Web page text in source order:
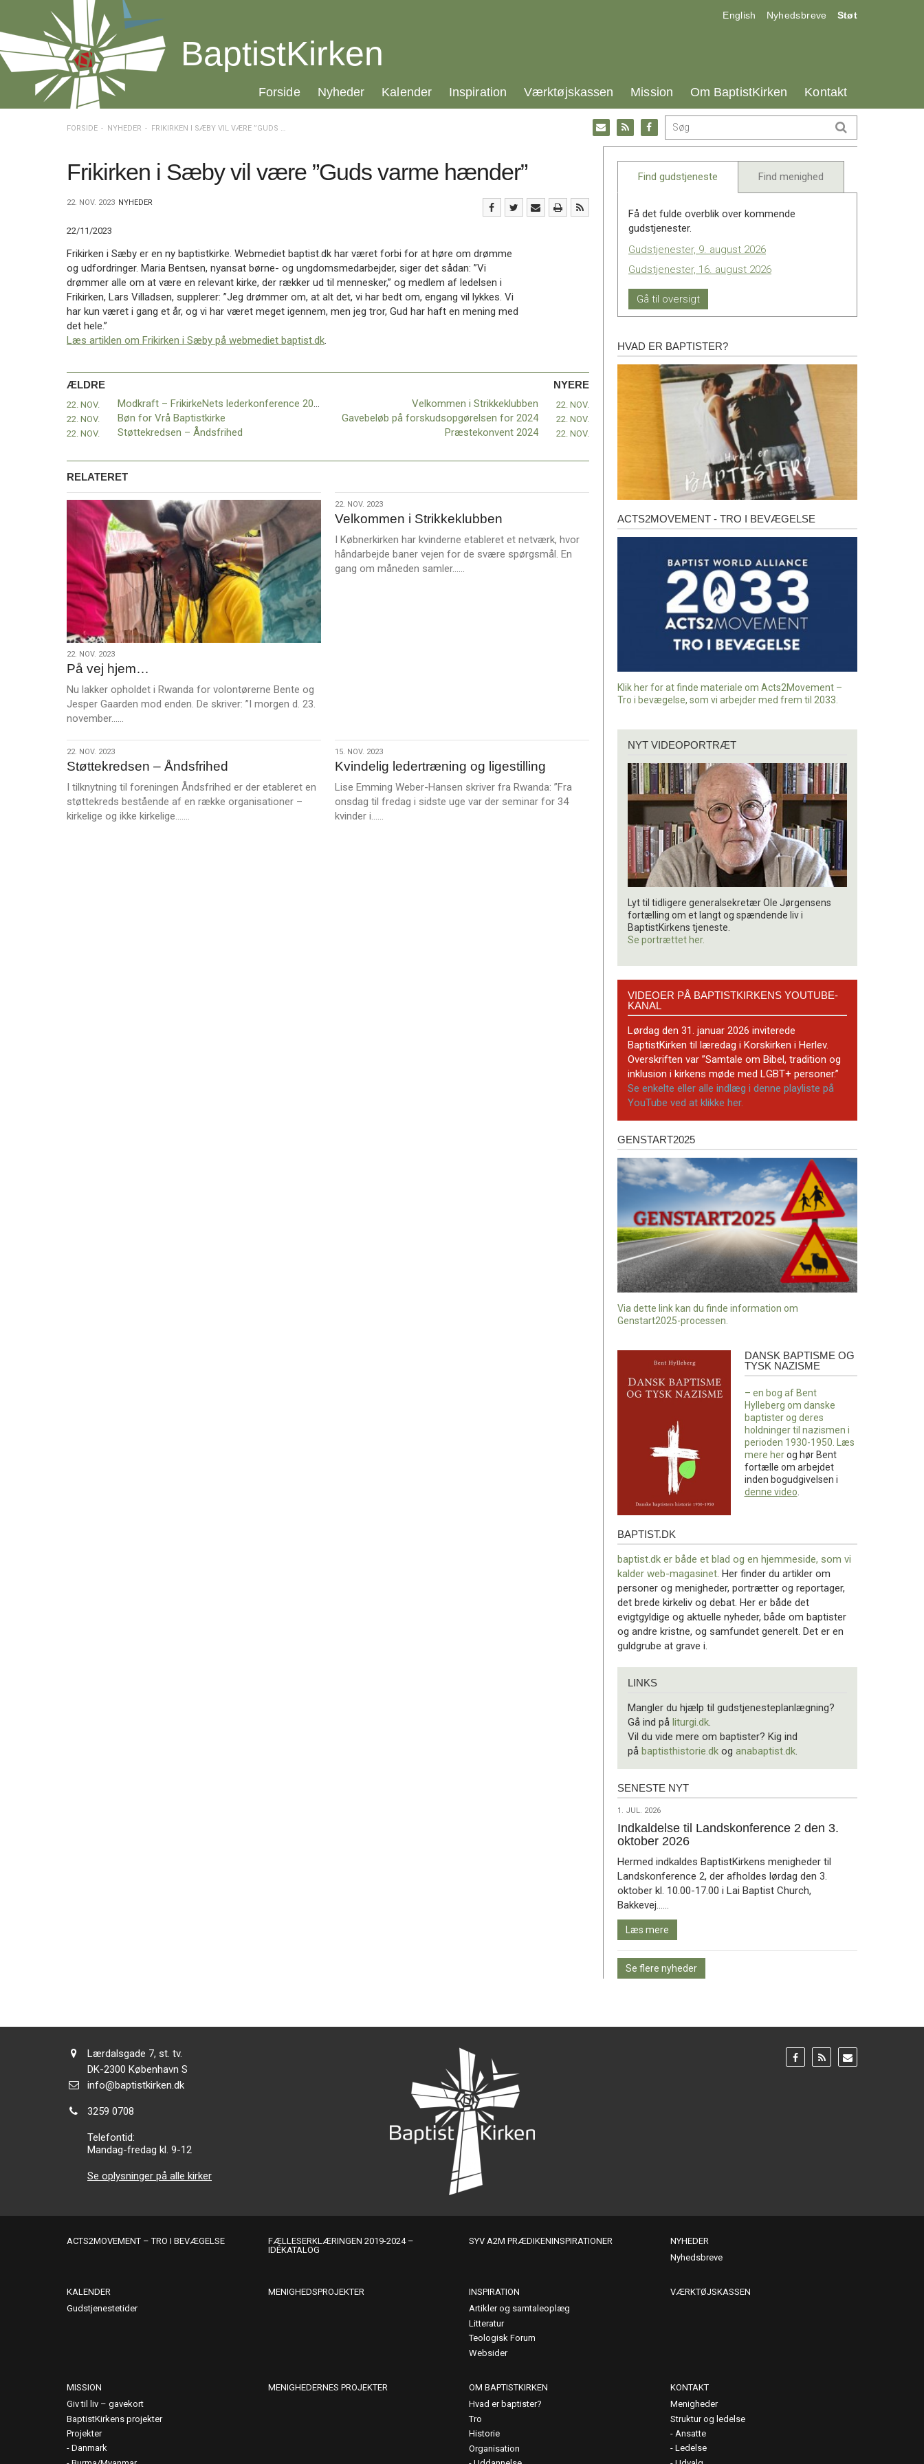
over
og
gå
Vend
tilbage
Værktøjskassen
BaptistKirken
Inspiration
Værktøjskassen
BaptistKirken
Forrige
lederkonference
17.0:
English 18.0:
Nyhedsbreve 19.0:
Støt
BaptistKirken
20.0:
Forside 21.0:
Nyheder 22.0:
Kalender 23.0:
Inspiration 24.0:
Værktøjskassen 25.0:
Mission 26.0:
Om BaptistKirken 27.0:
Kontakt
FORSIDE NYHEDER FRIKIRKEN I SÆBY VIL VÆRE ”GUDS VARME HÆNDER”
Gå
til:
Facebook
Gå
til:
RSS
feed
Gå
til:
Email
Frikirken i Sæby vil være ”Guds varme hænder”
22. NOV. 2023 NYHEDER
22/11/2023
Frikirken i Sæby er en ny baptistkirke. Webmediet baptist.dk har været forbi for at høre om drømme
og udfordringer. Maria Bentsen, nyansat børne- og ungdomsmedarbejder, siger det sådan: ”Vi
drømmer alle om at være en relevant kirke, der rækker ud til mennesker,” og medlem af ledelsen i
Frikirken, Lars Villadsen, supplerer: ”Jeg drømmer om, at alt det, vi har bedt om, engang vil lykkes. Vi
har kun været i gang et år, og vi har været meget igennem, men jeg tror, Gud har haft en mening med
det hele.”
Læs artiklen om Frikirken i Sæby på webmediet baptist.dk.
ÆLDRE
22. NOV. Modkraft – FrikirkeNets lederkonference 2023
22. NOV. Bøn for Vrå Baptistkirke
22. NOV. Støttekredsen – Åndsfrihed
NYERE
Velkommen i Strikkeklubben 22. NOV.
Gavebeløb på forskudsopgørelsen for 2024 22. NOV.
Præstekonvent 2024 22. NOV.
RELATERET
22.
nov.
2023
22. NOV. 2023
På vej hjem…
Nu lakker opholdet i Rwanda for volontørerne Bente og
Jesper Gaarden mod enden. De skriver: ”I morgen d. 23.
november……
m
r
e
22.
nov.
2023
22. NOV. 2023
Velkommen i Strikkeklubben
I Købnerkirken har kvinderne etableret et netværk, hvor
håndarbejde baner vejen for de svære spørgsmål. En
gang om måneden samler……
22.
nov.
2023
22. NOV. 2023
Støttekredsen – Åndsfrihed
I tilknytning til foreningen Åndsfrihed er der etableret en
støttekreds bestående af en række organisationer –
kirkelige og ikke kirkelige.……
15.
nov.
2023
15. NOV. 2023
Kvindelig ledertræning og ligestilling
Lise Emming Weber-Hansen skriver fra Rwanda: ”Fra
onsdag til fredag i sidste uge var der seminar for 34
kvinder i……
Find gudstjeneste Find menighed
Få det fulde overblik over kommende
gudstjenester.
Gudstjenester, 9. august 2026
Gudstjenester, 16. august 2026
Gå til oversigt
Hvad
er
baptister?
HVAD ER BAPTISTER?
Acts2Movement
ACTS2MOVEMENT - TRO I BEVÆGELSE
Klik her for at finde materiale om Acts2Movement –
Tro i bevægelse, som vi arbejder med frem til 2033.
videoportræt
NYT VIDEOPORTRÆT
Lyt til tidligere generalsekretær Ole Jørgensens
fortælling om et langt og spændende liv i
BaptistKirkens tjeneste.
Se portrættet her.
BaptistKirkens
YouTube-
kanal
VIDEOER PÅ BAPTISTKIRKENS YOUTUBE-
KANAL
Lørdag den 31. januar 2026 inviterede
BaptistKirken til læredag i Korskirken i Herlev.
Overskriften var ”Samtale om Bibel, tradition og
inklusion i kirkens møde med LGBT+ personer.”
Se enkelte eller alle indlæg i denne playliste på
YouTube ved at klikke her.
Genstart2025
GENSTART2025
Via dette link kan du finde information om
Genstart2025-processen.
tysk
DANSK BAPTISME OG
TYSK NAZISME
– en bog af Bent
Hylleberg om danske
baptister og deres
holdninger til nazismen i
perioden 1930-1950. Læs
mere herog hør Bent
fortælle om arbejdet
inden bogudgivelsen i
denne video.
baptist.dk
BAPTIST.DK
baptist.dk er både et blad og en hjemmeside, som vi
kalder web-magasinet . Her finder du artikler om
personer og menigheder, portrætter og reportager,
det brede kirkeliv og debat. Her er både det
evigtgyldige og aktuelle nyheder, både om baptister
og andre kristne, og samfundet generelt. Det er en
guldgrube at grave i.
LINKS
Mangler du hjælp til gudstjenesteplanlægning?
Gå ind på liturgi.dk
Vil du vide mere om baptister? Kig ind
på baptisthistorie.dk og anabaptist.dk
Seneste
SENESTE NYT
1.
jul.
2026
1. JUL. 2026
Indkaldelse til Landskonference 2 den 3.
oktober 2026
Hermed indkaldes BaptistKirkens menigheder til
Landskonference 2, der afholdes lørdag den 3.
oktober kl. 10.00-17.00 i Lai Baptist Church,
Bakkevej……
mere
Læs mere
Se flere nyheder
Adresse:
Lærdalsgade 7, st. tv.
Adresse:
DK-2300 København S
Send
info@baptistkirken.dk
Tlf.:
3259 0708
Telefontid:
Mandag-fredag kl. 9-12
Se oplysninger på alle kirker
Gå
til:
Gå
til:
Gå
til:
ACTS2MOVEMENT – TRO I BEVÆGELSE
FÆLLESERKLÆRINGEN 2019-2024 –
IDÉKATALOG
SYV A2M PRÆDIKENINSPIRATIONER
NYHEDER
Nyhedsbreve
KALENDER
Gudstjenestetider
MENIGHEDSPROJEKTER
INSPIRATION
Artikler og samtaleoplæg
Litteratur
Teologisk Forum
Websider
VÆRKTØJSKASSEN
MISSION
Giv til liv – gavekort
BaptistKirkens projekter
Projekter
Danmark
MENIGHEDERNES PROJEKTER
OM BAPTISTKIRKEN
Hvad er baptister?
Tro
Historie
Organisation
KONTAKT
Menigheder
Struktur og ledelse
Ansatte
Ledelse